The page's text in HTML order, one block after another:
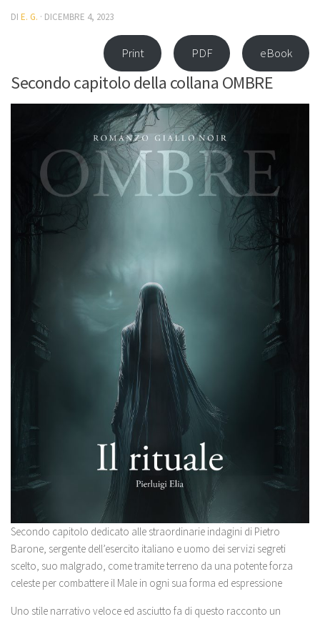
DI E. G. · DICEMBRE 4, 2023
Print PDF eBook
Secondo capitolo della collana OMBRE
Secondo capitolo dedicato alle straordinarie indagini di Pietro
Barone, sergente dell’esercito italiano e uomo dei servizi segreti
scelto, suo malgrado, come tramite terreno da una potente forza
celeste per combattere il Male in ogni sua forma ed espressione
Uno stile narrativo veloce ed asciutto fa di questo racconto un